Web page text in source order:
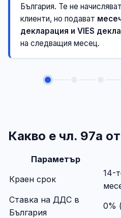
България. Те не
клиенти, но подават
декларация и VIES
на следващия месец.
Какво е чл. 97а
Параметър
Краен срок
14-
Ставка на ДДС в
България
0%